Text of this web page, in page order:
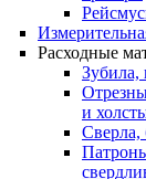
Расходные
Зубила,
и
Сверла,